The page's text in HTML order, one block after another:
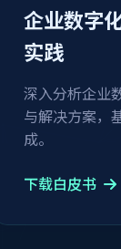
企业数字
实践
深入分析企业
与解决方案，
成。
下载白皮书